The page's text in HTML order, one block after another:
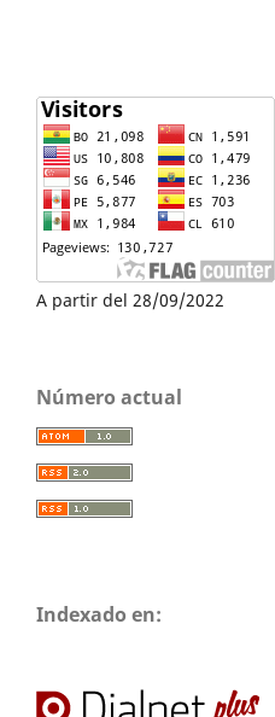
A partir del 28/09/2022
Número actual
Indexado en: